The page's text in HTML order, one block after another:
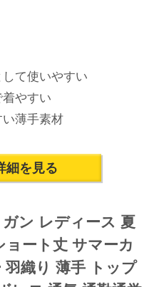
て使いやすい
やすい
薄手素材
細を見る
ン レディース 夏
ート丈 サマーカ
織り 薄手 トップ